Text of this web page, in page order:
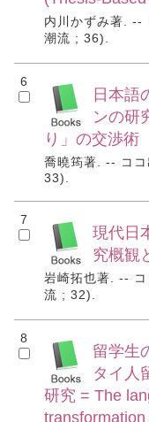
内川かずみ著. --
潮流 ; 36).
6
日本語
ンの研
り」の交渉術
喬曉筠著. -- コ
33).
7
現代日
究概観
岩崎拓也著. --
流 ; 32).
8
留学生
タイ人
研究 = The